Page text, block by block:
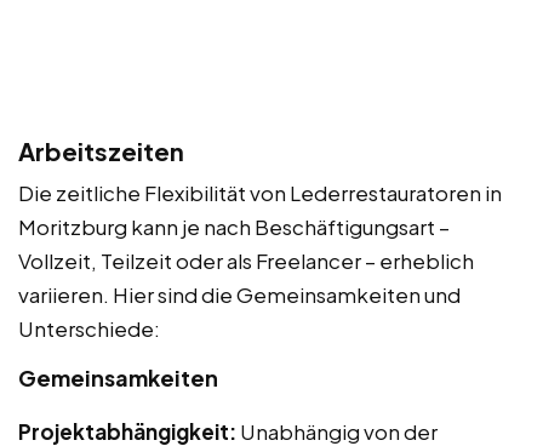
Arbeitszeiten
Die zeitliche Flexibilität von Lederrestauratoren in
Moritzburg kann je nach Beschäftigungsart –
Vollzeit, Teilzeit oder als Freelancer – erheblich
variieren. Hier sind die Gemeinsamkeiten und
Unterschiede:
Gemeinsamkeiten
Projektabhängigkeit: Unabhängig von der